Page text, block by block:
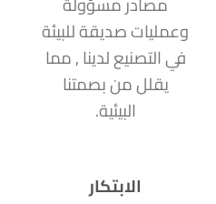
وعمليات صديقة للبيئة
في التصنيع لدينا , مما
يقلل من بصمتنا
البيئية.
الابتكار